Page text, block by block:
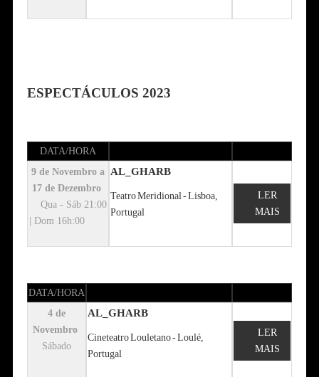
ESPECTÁCULOS 2023
DATA/HORA
9 de Novembro a
17 de Dezembro
Qua - Sáb 21:00
| Dom 16h:00
AL_GHARB
Teatro Meridional - Lisboa,
Portugal
LER
MAIS
DATA/HORA
4 de
Novembro
Sábado
AL_GHARB
Cineteatro Louletano - Loulé,
Portugal
LER
MAIS